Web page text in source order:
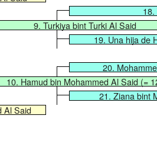
9. Turkiya bint Turki Al Said
19. Una hija de
20.
10. Hamud bin Mohammed Al Said (=
21. Ziana bint
Al Said